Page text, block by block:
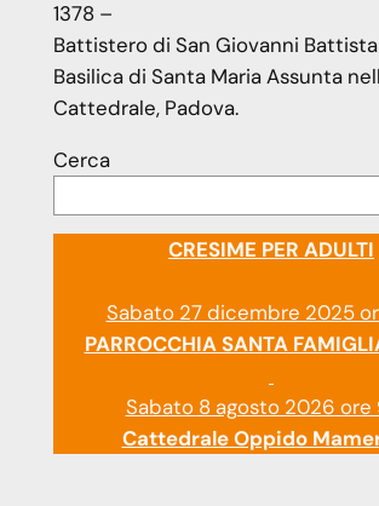
1378 –
Battistero di San Giovanni
Basilica di Santa Maria Assunta
Cattedrale, Padova.
Cerca
CRESIME PER ADULTI
Sabato 27 dicembre 2025
PARROCCHIA SANTA
Sabato 8 agosto 2026 ore
Cattedrale Oppido